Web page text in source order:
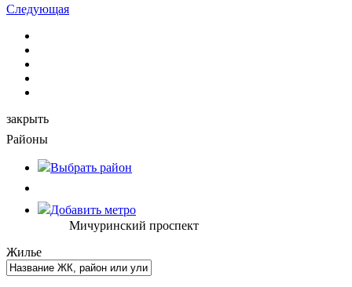
Следующая
закрыть
Районы
Выбрать район
Добавить метро
Мичуринский проспект
Жилье